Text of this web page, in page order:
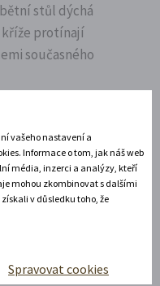
stůl dýchá
kříže protínají
současného
vašeho nastavení a
Informace o tom, jak náš web
média, inzerci a analýzy, kteří
mohou zkombinovat s dalšími
v důsledku toho, že
Spravovat cookies